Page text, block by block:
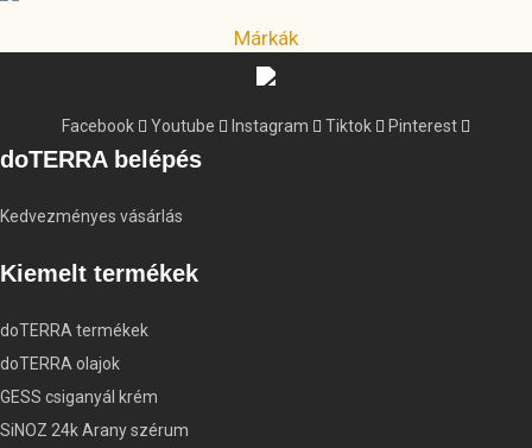
Márkák
Facebook Youtube Instagram Tiktok Pinterest
doTERRA belépés
Kedvezményes vásárlás
Kiemelt termékek
doTERRA termékek
doTERRA olajok
GESS csiganyál krém
SiNOZ 24k Arany szérum